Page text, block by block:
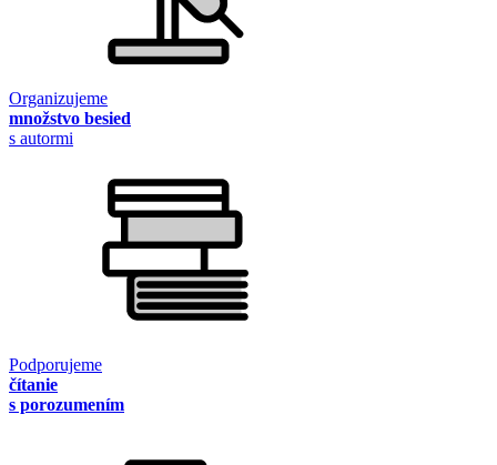
Organizujeme
množstvo besied
s autormi
Podporujeme
čítanie
s porozumením